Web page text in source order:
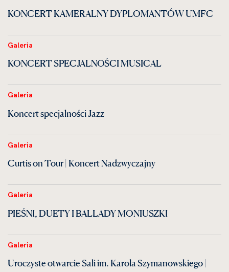
KONCERT KAMERALNY DYPLOMANTÓW UMFC
Galeria
KONCERT SPECJALNOŚCI MUSICAL
Galeria
Koncert specjalności Jazz
Galeria
Curtis on Tour | Koncert Nadzwyczajny
Galeria
PIEŚNI, DUETY I BALLADY MONIUSZKI
Galeria
Uroczyste otwarcie Sali im. Karola Szymanowskiego |